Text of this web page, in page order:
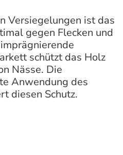
Versiegelungen ist das
gegen Flecken und
schützt das Holz
Nässe. Die
Anwendung des
diesen Schutz.